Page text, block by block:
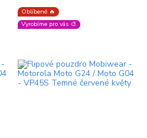
Oblíbené 🔥
Vyrobíme pro vás 🎨